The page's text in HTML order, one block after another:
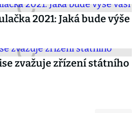
2021: Jaká bude výše
zvažuje zřízení státního